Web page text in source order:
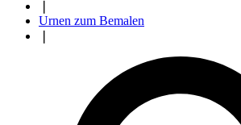
Urnen zum Bemalen